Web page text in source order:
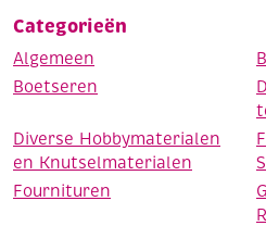
Categorieën
Algemeen
Boetseren
Diverse Hobbymaterialen
en Knutselmaterialen
Fournituren